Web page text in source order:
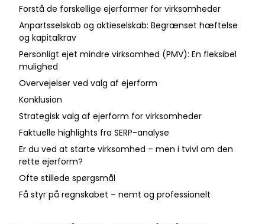
Forstå de forskellige ejerformer for virksomheder
Anpartsselskab og aktieselskab: Begrænset hæftelse
og kapitalkrav
Personligt ejet mindre virksomhed (PMV): En fleksibel
mulighed
Overvejelser ved valg af ejerform
Konklusion
Strategisk valg af ejerform for virksomheder
Faktuelle highlights fra SERP-analyse
Er du ved at starte virksomhed – men i tvivl om den
rette ejerform?
Ofte stillede spørgsmål
Få styr på regnskabet – nemt og professionelt